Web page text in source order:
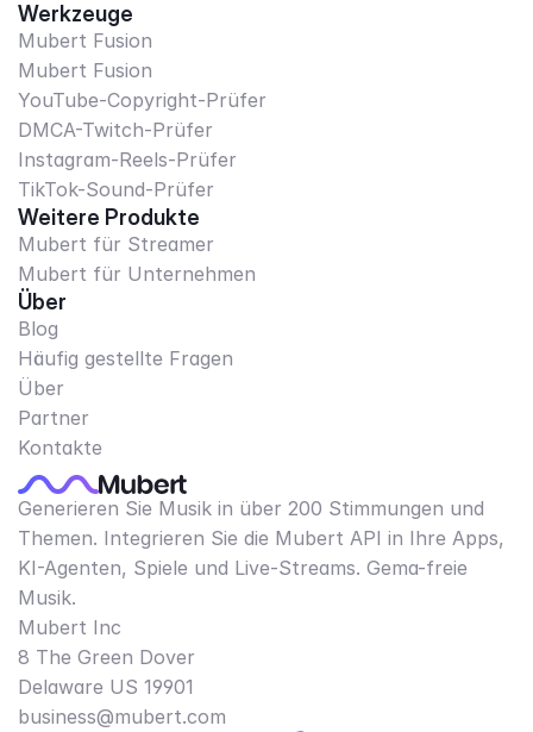
Werkzeuge
Mubert Fusion
Mubert Fusion
YouTube-Copyright-Prüfer
DMCA-Twitch-Prüfer
Instagram-Reels-Prüfer
TikTok-Sound-Prüfer
Weitere Produkte
Mubert für Streamer
Mubert für Unternehmen
Über
Blog
Häufig gestellte Fragen
Über
Partner
Kontakte
Generieren Sie Musik in über 200 Stimmungen und
Themen. Integrieren Sie die Mubert API in Ihre Apps,
KI-Agenten, Spiele und Live-Streams. Gema-freie
Musik.
Mubert Inc
8 The Green Dover
Delaware US 19901​
business@mubert.com